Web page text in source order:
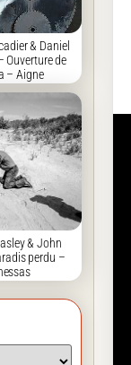
& Daniel
Ouverture de
– Aigne
& John
perdu –